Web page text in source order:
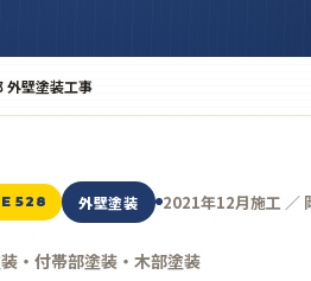
外壁塗装工事
528 外壁塗装 2021年12月施工 ／
・付帯部塗装・木部塗装